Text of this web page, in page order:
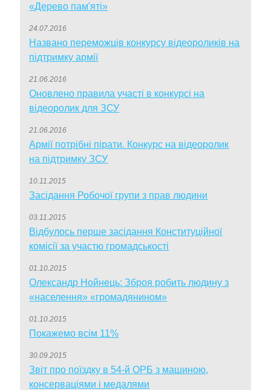
«Дерево пам'яті»
24.07.2016
Названо переможців конкурсу відеороликів на
підтримку армії
21.06.2016
Оновлено правила участі в конкурсі на
відеоролик для ЗСУ
21.06.2016
Армії потрібні пірати. Конкурс на відеоролик
на підтримку ЗСУ
10.11.2015
Засідання Робочої групи з прав людини
03.11.2015
Відбулось перше засідання Конституційної
комісії за участю громадськості
01.10.2015
Олександр Нойнець: Зброя робить людину з
«населення» «громадянином»
01.10.2015
Покажемо всім 11%
30.09.2015
Звіт про поїздку в 54-й ОРБ з машиною,
консерваціями і медалями